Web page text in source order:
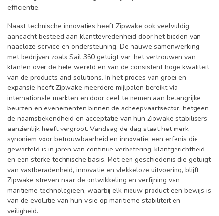
efficiëntie.
Naast technische innovaties heeft Zipwake ook veelvuldig
aandacht besteed aan klanttevredenheid door het bieden van
naadloze service en ondersteuning. De nauwe samenwerking
met bedrijven zoals Sail 360 getuigt van het vertrouwen van
klanten over de hele wereld en van de consistent hoge kwaliteit
van de products and solutions. In het proces van groei en
expansie heeft Zipwake meerdere mijlpalen bereikt via
internationale markten en door deel te nemen aan belangrijke
beurzen en evenementen binnen de scheepvaartsector, hetgeen
de naamsbekendheid en acceptatie van hun Zipwake stabilisers
aanzienlijk heeft vergroot. Vandaag de dag staat het merk
synoniem voor betrouwbaarheid en innovatie, een erfenis die
geworteld is in jaren van continue verbetering, klantgerichtheid
en een sterke technische basis. Met een geschiedenis die getuigt
van vastberadenheid, innovatie en vlekkeloze uitvoering, blijft
Zipwake streven naar de ontwikkeling en verfijning van
maritieme technologieën, waarbij elk nieuw product een bewijs is
van de evolutie van hun visie op maritieme stabiliteit en
veiligheid.